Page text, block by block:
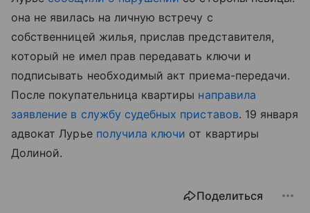
она не явилась на личную встречу с
собственницей жилья, прислав представителя,
который не имел прав передавать ключи и
подписывать необходимый акт приема-передачи.
После покупательница квартиры направила
заявление в службу судебных приставов. 19 января
адвокат Лурье получила ключи от квартиры
Долиной.
Поделиться